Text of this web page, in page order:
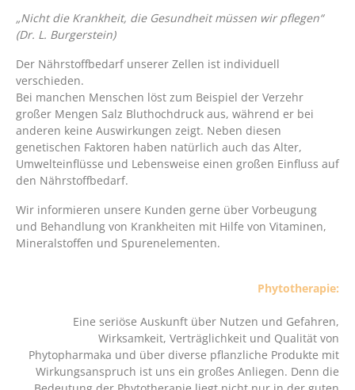
„Nicht die Krankheit, die Gesundheit müssen wir pflegen“
(Dr. L. Burgerstein)
Der Nährstoffbedarf unserer Zellen ist individuell
verschieden.
Bei manchen Menschen löst zum Beispiel der Verzehr
großer Mengen Salz Bluthochdruck aus, während er bei
anderen keine Auswirkungen zeigt. Neben diesen
genetischen Faktoren haben natürlich auch das Alter,
Umwelteinflüsse und Lebensweise einen großen Einfluss auf
den Nährstoffbedarf.
Wir informieren unsere Kunden gerne über Vorbeugung
und Behandlung von Krankheiten mit Hilfe von Vitaminen,
Mineralstoffen und Spurenelementen.
Phytotherapie:
Eine seriöse Auskunft über Nutzen und Gefahren,
Wirksamkeit, Verträglichkeit und Qualität von
Phytopharmaka und über diverse pflanzliche Produkte mit
Wirkungsanspruch ist uns ein großes Anliegen. Denn die